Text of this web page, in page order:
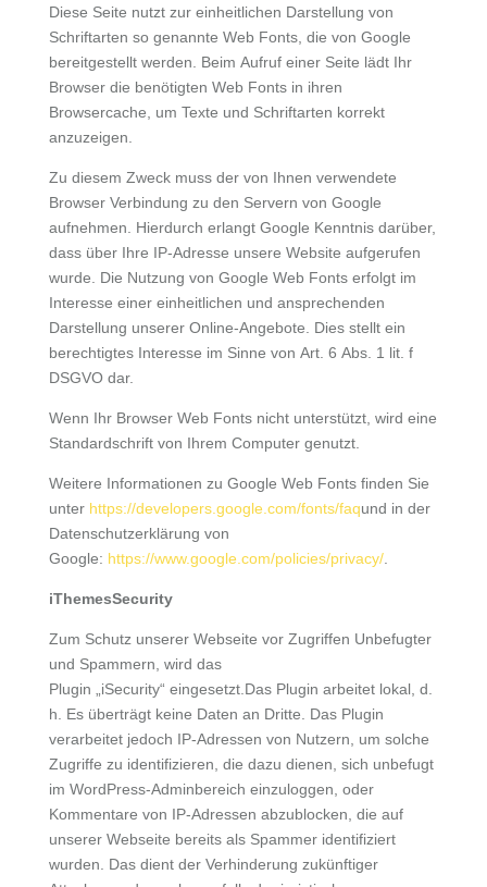
Diese Seite nutzt zur einheitlichen Darstellung von
Schriftarten so genannte Web Fonts, die von Google
bereitgestellt werden. Beim Aufruf einer Seite lädt Ihr
Browser die benötigten Web Fonts in ihren
Browsercache, um Texte und Schriftarten korrekt
anzuzeigen.
Zu diesem Zweck muss der von Ihnen verwendete
Browser Verbindung zu den Servern von Google
aufnehmen. Hierdurch erlangt Google Kenntnis darüber,
dass über Ihre IP-Adresse unsere Website aufgerufen
wurde. Die Nutzung von Google Web Fonts erfolgt im
Interesse einer einheitlichen und ansprechenden
Darstellung unserer Online-Angebote. Dies stellt ein
berechtigtes Interesse im Sinne von Art. 6 Abs. 1 lit. f
DSGVO dar.
Wenn Ihr Browser Web Fonts nicht unterstützt, wird eine
Standardschrift von Ihrem Computer genutzt.
Weitere Informationen zu Google Web Fonts finden Sie
unter https://developers.google.com/fonts/faqund in der
Datenschutzerklärung von
Google: https://www.google.com/policies/privacy/.
iThemesSecurity
Zum Schutz unserer Webseite vor Zugriffen Unbefugter
und Spammern, wird das
Plugin „iSecurity“ eingesetzt.Das Plugin arbeitet lokal, d.
h. Es überträgt keine Daten an Dritte. Das Plugin
verarbeitet jedoch IP-Adressen von Nutzern, um solche
Zugriffe zu identifizieren, die dazu dienen, sich unbefugt
im WordPress-Adminbereich einzuloggen, oder
Kommentare von IP-Adressen abzublocken, die auf
unserer Webseite bereits als Spammer identifiziert
wurden. Das dient der Verhinderung zukünftiger